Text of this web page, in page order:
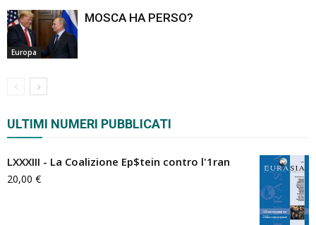
Europa
MOSCA HA PERSO?
ULTIMI NUMERI PUBBLICATI
LXXXIII - La Coalizione Ep$tein contro l'1ran
20,00 €